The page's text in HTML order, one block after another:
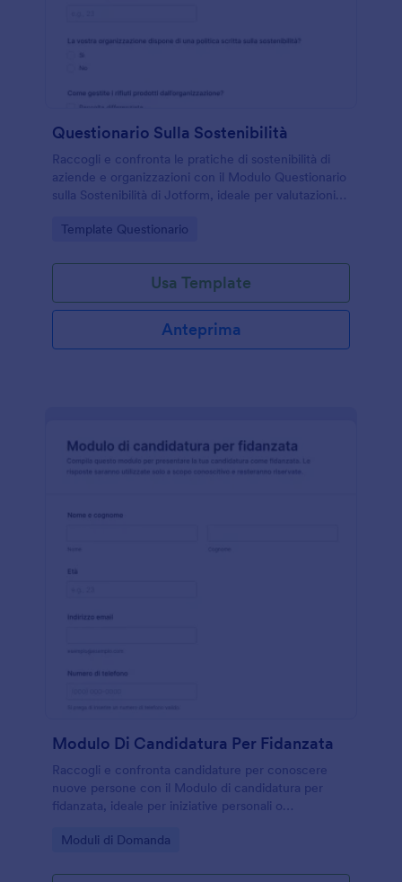
Questionario Sulla Sostenibilità
Raccogli e confronta le pratiche di sostenibilità di
aziende e organizzazioni con il Modulo Questionario
sulla Sostenibilità di Jotform, ideale per valutazioni
basate sulla raccolta dati.
Go to Category:
Template Questionario
Usa Template
Anteprima
Modulo Di Candidatura Per Fidanzata
Raccogli e confronta candidature per conoscere
nuove persone con il Modulo di candidatura per
fidanzata, ideale per iniziative personali o
dati e ogni invio del modulo con Jotform.
Go to Category:
Moduli di Domanda